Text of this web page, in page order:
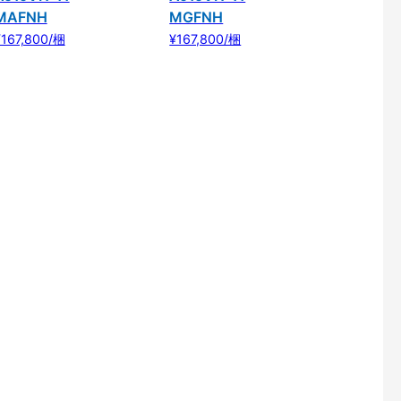
梱
MGFNH
¥167,800/梱